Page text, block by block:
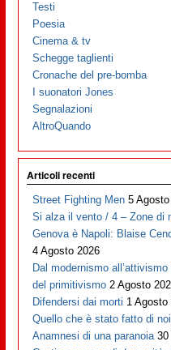
Testi
Poesia
Cinema & tv
Schegge taglienti
Cronache del pre-bomba
I suonatori Jones
Segnalazioni
AltroQuando
Articoli recenti
Street Fighting Men 5
Si alza il vento / 4 – Zone di
Genova è Napoli: Blaise
4 Agosto 2026
Dal modernismo
del primitivismo 2 Agosto
Difendersi dai morti 1 Agosto
Quello che è stato fatto di noi
Anamnesi di una paranoia 30